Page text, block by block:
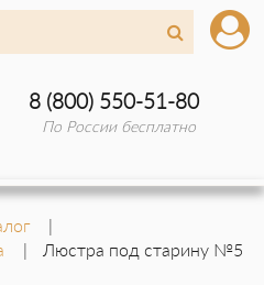
8 (800) 550-51-80
По России бесплатно
Люстра под старину №5